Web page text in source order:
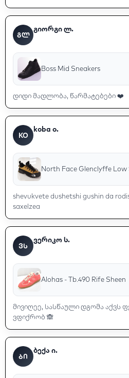
ᲒᲚ
გიორგი ლ.
Boss Mid Sneakers
დიდი მადლობა, წარმატებები ❤️
KO
koba o.
North Face Glenclyffe Low
shevukvete dushetshi gushin da
saxelzea
ᲕᲡ
ვერიკო ს.
Alohas - Tb.490 Rife Sheen
მივიღეე, სასწაული დგომა აქვს
ვფიქრობ 🙈
ᲑᲘ
ბექა ი.